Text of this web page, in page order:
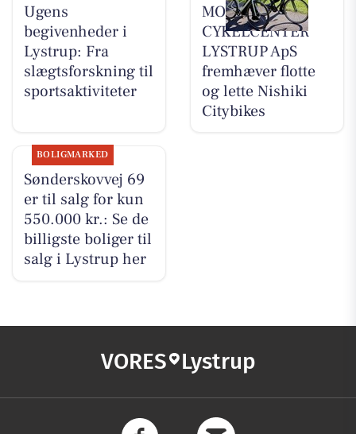
Ugens
begivenheder i
Lystrup: Fra
slægtsforskning til
sportsaktiviteter
MOSQUITO
CYKELCENTER
LYSTRUP ApS
fremhæver flotte
og lette Nishiki
Citybikes
BOLIGMARKED
Sønderskovvej 69
er til salg for kun
550.000 kr.: Se de
billigste boliger til
salg i Lystrup her
VORES Lystrup